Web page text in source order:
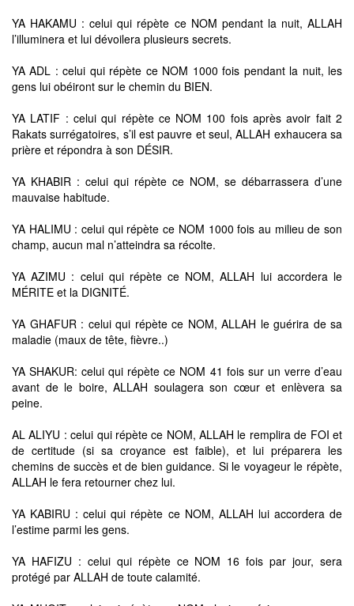
YA HAKAMU : celui qui répète ce NOM pendant la nuit, ALLAH
l’illuminera et lui dévoilera plusieurs secrets.
YA ADL : celui qui répète ce NOM 1000 fois pendant la nuit, les
gens lui obéiront sur le chemin du BIEN.
YA LATIF : celui qui répète ce NOM 100 fois après avoir fait 2
Rakats surrégatoires, s’il est pauvre et seul, ALLAH exhaucera sa
prière et répondra à son DÉSIR.
YA KHABIR : celui qui répète ce NOM, se débarrassera d’une
mauvaise habitude.
YA HALIMU : celui qui répète ce NOM 1000 fois au milieu de son
champ, aucun mal n’atteindra sa récolte.
YA AZIMU : celui qui répète ce NOM, ALLAH lui accordera le
MÉRITE et la DIGNITÉ.
YA GHAFUR : celui qui répète ce NOM, ALLAH le guérira de sa
maladie (maux de tête, fièvre..)
YA SHAKUR: celui qui répète ce NOM 41 fois sur un verre d’eau
avant de le boire, ALLAH soulagera son cœur et enlèvera sa
peine.
AL ALIYU : celui qui répète ce NOM, ALLAH le remplira de FOI et
de certitude (si sa croyance est faible), et lui préparera les
chemins de succès et de bien guidance. Si le voyageur le répète,
ALLAH le fera retourner chez lui.
YA KABIRU : celui qui répète ce NOM, ALLAH lui accordera de
l’estime parmi les gens.
YA HAFIZU : celui qui répète ce NOM 16 fois par jour, sera
protégé par ALLAH de toute calamité.